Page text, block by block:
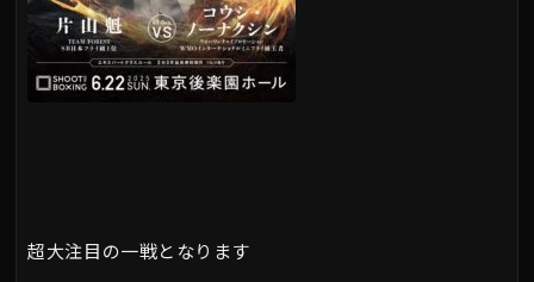
超大注目の一戦となります